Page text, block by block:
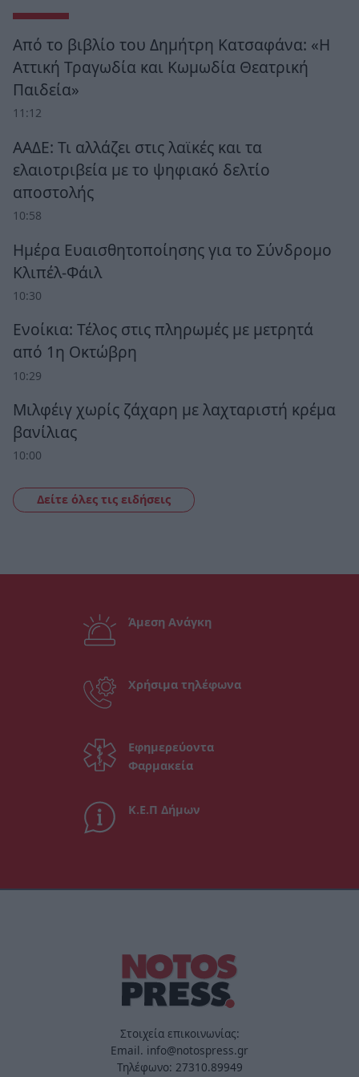
Από το βιβλίο του Δημήτρη Κατσαφάνα: «Η
Αττική Τραγωδία και Κωμωδία Θεατρική
Παιδεία»
11:12
ΑΑΔΕ: Τι αλλάζει στις λαϊκές και τα
ελαιοτριβεία με το ψηφιακό δελτίο
αποστολής
10:58
Ημέρα Ευαισθητοποίησης για το Σύνδρομο
Κλιπέλ-Φάιλ
10:30
Ενοίκια: Τέλος στις πληρωμές με μετρητά
από 1η Οκτώβρη
10:29
Μιλφέιγ χωρίς ζάχαρη με λαχταριστή κρέμα
βανίλιας
10:00
Δείτε όλες τις ειδήσεις
Άμεση Ανάγκη
Χρήσιμα τηλέφωνα
Εφημερεύοντα
Φαρμακεία
Κ.Ε.Π Δήμων
Στοιχεία επικοινωνίας:
Email. info@notospress.gr
Τηλέφωνο: 27310.89949